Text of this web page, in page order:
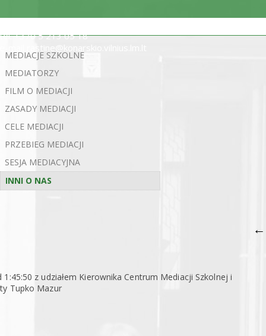
tel. +370 5 213 05 18
MEDIACJE SZKOLNE
MEDIATORZY
FILM O MEDIACJI
ZASADY MEDIACJI
CELE MEDIACJI
PRZEBIEG MEDIACJI
SESJA MEDIACYJNA
INNI O NAS
←
z udziałem Kierownika Centrum Mediacji Szkolnej i
Tupko Mazur